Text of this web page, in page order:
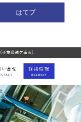
はてブ